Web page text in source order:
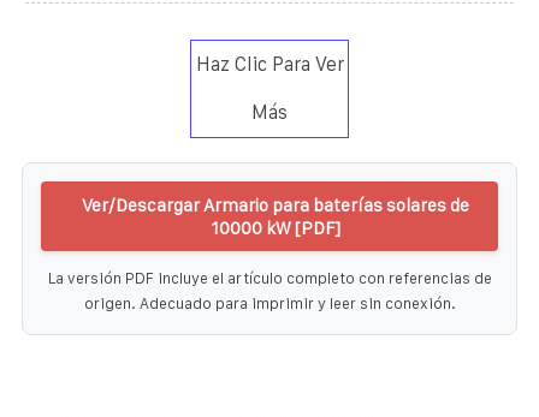
Haz Clic Para Ver
Más
Ver/Descargar Armario para baterías solares de
10000 kW [PDF]
La versión PDF incluye el artículo completo con referencias de
origen. Adecuado para imprimir y leer sin conexión.